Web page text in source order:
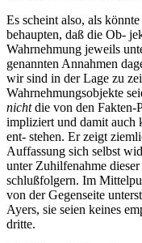
Es scheint also, als
behaupten, daß die Ob-
Wahrnehmung jeweils
genannten Annahmen
wir sind in der Lage zu
Wahrnehmungsobjekte
nichtdie von den Fakten-
impliziert und damit auch
ent- stehen. Er zeigt
Auffassung sich selbst
unter Zuhilfenahme
schlußfolgern. Im
von der Gegenseite
Ayers, sie seien keines
dritte.